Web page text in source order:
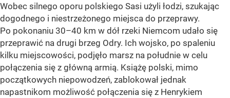
Wobec silnego oporu polskiego Sasi użyli łodzi, szukając
dogodnego i niestrzeżonego miejsca do przeprawy.
Po pokonaniu 30–40 km w dół rzeki Niemcom udało się
przeprawić na drugi brzeg Odry. Ich wojsko, po spaleniu
kilku miejscowości, podjęło marsz na południe w celu
połączenia się z główną armią. Książę polski, mimo
początkowych niepowodzeń, zablokował jednak
napastnikom możliwość połączenia się z Henrykiem